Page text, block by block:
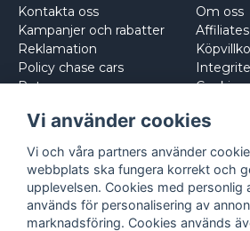
Kontakta oss
Kampanjer och rabatter
Reklamation
Policy chase cars
Returnera
Om oss
Cookies
Vi använder cookies
Vi och våra partners använder
webbplats ska fungera korrekt och
upplevelsen. Cookies med personlig
används för personalisering av
marknadsföring. Cookies används